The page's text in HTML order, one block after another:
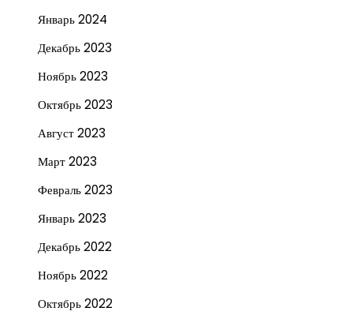
Январь 2024
Декабрь 2023
Ноябрь 2023
Октябрь 2023
Август 2023
Март 2023
Февраль 2023
Январь 2023
Декабрь 2022
Ноябрь 2022
Октябрь 2022